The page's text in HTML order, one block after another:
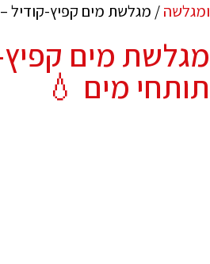
ומגלשה/ מגלשת מים קפיץ-קודיל – 2 תותחי מים 💧
תותחי מים 💧